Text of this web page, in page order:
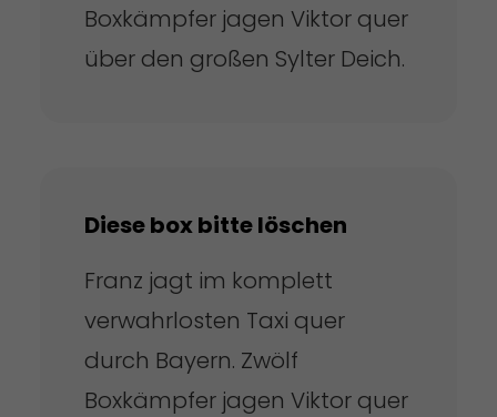
Boxkämpfer jagen Viktor quer
über den großen Sylter Deich.
Diese box bitte löschen
Franz jagt im komplett
verwahrlosten Taxi quer
durch Bayern. Zwölf
Boxkämpfer jagen Viktor quer